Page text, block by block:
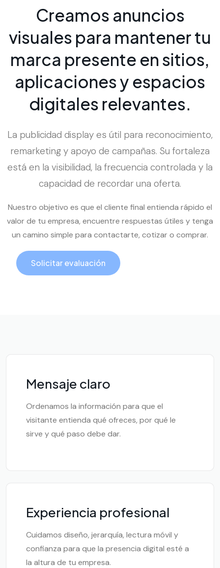
Creamos anuncios
visuales para mantenertu
marca presente ensitios,
aplicacionesy espacios
digitales relevantes.
La publicidad display es útil para reconocimiento,
remarketing y apoyo de campañas. Su fortaleza
está en la visibilidad, la frecuencia controlada y la
capacidad de recordar una oferta.
Nuestro objetivo es que el cliente final entienda rápido el
valor de tu empresa, encuentre respuestas útiles y tenga
un camino simple para contactarte, cotizar o comprar.
Solicitar evaluación
Mensaje claro
Ordenamos la información para que el
visitante entienda qué ofreces, por qué le
sirve y qué paso debe dar.
Experiencia profesional
Cuidamos diseño, jerarquía, lectura móvil y
confianza para que la presencia digital esté a
la altura de tu empresa.